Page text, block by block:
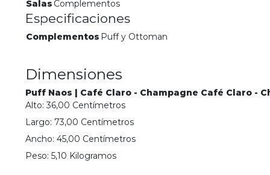
Salas Complementos
Especificaciones
Complementos Puff y Ottoman
Dimensiones
Puff Naos | Café Claro - Champagne Café Claro -
Alto:36,00 Centímetros
Largo: 73,00 Centímetros
Ancho: 45,00 Centímetros
Peso: 5,10 Kilogramos